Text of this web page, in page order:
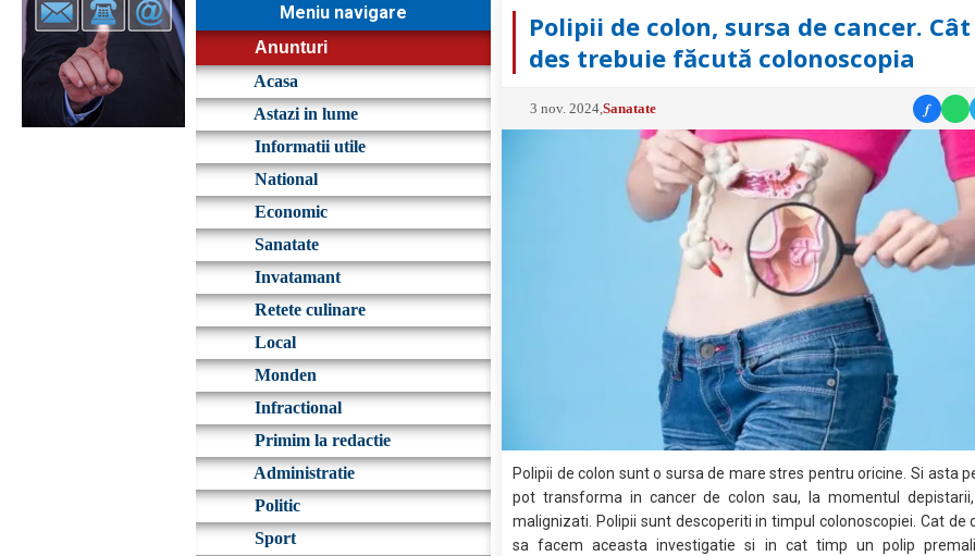
Meniu navigare
Anunturi
Acasa
Astazi in lume
Informatii utile
National
Economic
Sanatate
Invatamant
Retete culinare
Local
Monden
Infractional
Primim la redactie
Administratie
Politic
Sport
Polipii de colon, sursa de cancer.
des trebuie făcută colonoscopia
3 nov. 2024 ,Sanatate f
Polipii de colon sunt o sursa de mare stres pentru oricine. Si asta
pot transforma in cancer de colon sau, la momentul
malignizati. Polipii sunt descoperiti in timpul colonoscopiei. Cat de
sa facem aceasta investigatie si in cat timp un polip